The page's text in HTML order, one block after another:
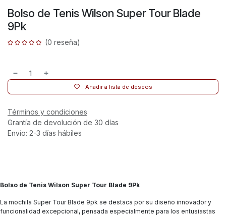
Bolso de Tenis Wilson Super Tour Blade
9Pk
(0 reseña)
Añadir a lista de deseos
Términos y condiciones
Grantía de devolución de 30 días
Envío: 2-3 días hábiles
Bolso de Tenis Wilson Super Tour Blade 9Pk
La mochila Super Tour Blade 9pk se destaca por su diseño innovador y
funcionalidad excepcional, pensada especialmente para los entusiastas